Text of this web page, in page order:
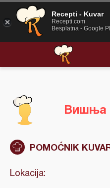
Вишња
POMOĆNIK
Lokacija:
Recepti - Kuvar
Recepti.com
Besplatna - Google